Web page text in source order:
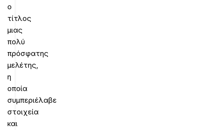
ο
τίτλος
μιας
πολύ
πρόσφατης
μελέτης,
η
οποία
συμπεριέλαβε
στοιχεία
και